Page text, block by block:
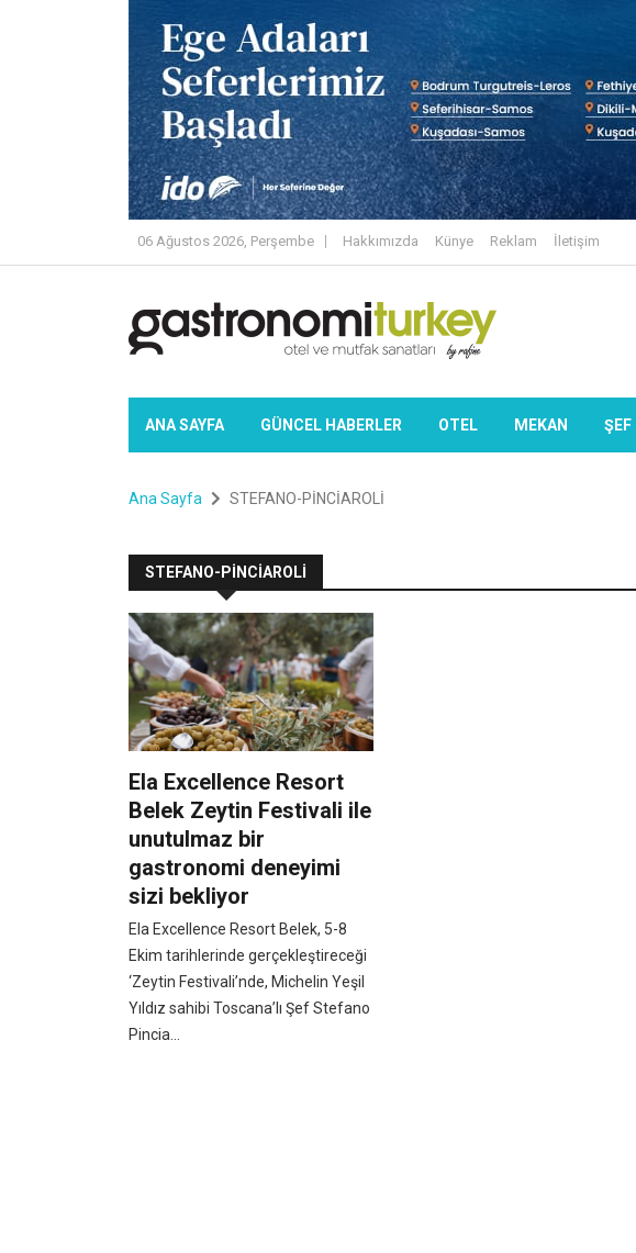
06 Ağustos 2026, Perşembe Hakkımızda Künye Reklam İletişim
ANA SAYFA GÜNCEL HABERLER OTEL MEKAN ŞEF
Ana Sayfa STEFANO-PİNCİAROLİ
STEFANO-PİNCİAROLİ
Ela Excellence Resort
Belek Zeytin Festivali ile
unutulmaz bir
gastronomi deneyimi
sizi bekliyor
Ela Excellence Resort Belek, 5-8
Ekim tarihlerinde gerçekleştireceği
‘Zeytin Festivali’nde, Michelin Yeşil
Yıldız sahibi Toscana’lı Şef Stefano
Pincia...